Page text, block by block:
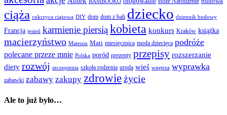
BAMBOOKO
ciąża cukrzyca ciążowa DIY dom dom z bali dziecko dziennik budowy
Francja jesień karmienie piersiąkobieta konkurs Kraków książka
macierzyństwo Mateusz Mati miesięcznica moda dziecięca podróże
polecane przeze mnie Polska poród prezenty przepisy rozszerzanie
diety rozwój szczepienia szkoła rodzenia uroda wieś wnętrza wyprawka
zabawki zabawy zakupy zdrowieżycie
Ale to już było…